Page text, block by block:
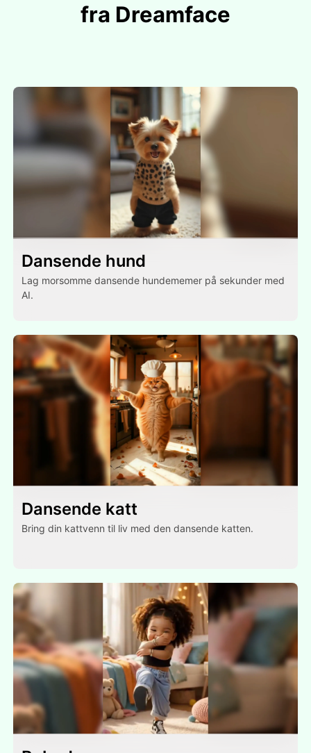
fra Dreamface
Dansende hund
Lag morsomme dansende hundememer på sekunder med
AI.
Dansende katt
Bring din kattvenn til liv med den dansende katten.